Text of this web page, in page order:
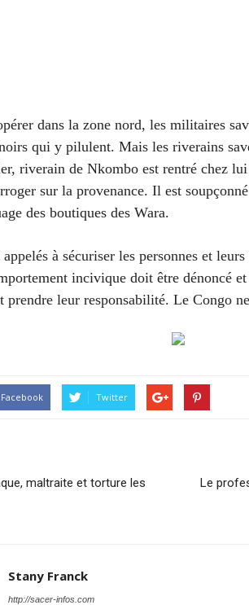
dans la zone nord, les militaires
qui y pilulent. Mais les riverains
riverain de Nkombo est rentré chez lui
sur la provenance. Il est
des boutiques des Wara.
à sécuriser les personnes et
incivique doit être dénoncé
prendre leur responsabilité. Le Congo
Facebook Twitter
maltraite et torture les
Le
Stany Franck
http://sacer-infos.com